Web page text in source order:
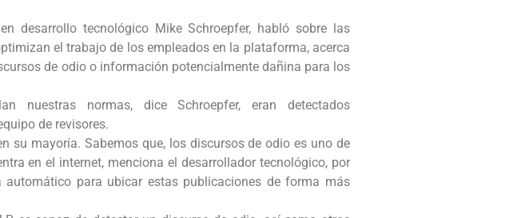
desarrollo tecnológico Mike Schroepfer, habló sobre las
el trabajo de los empleados en la plataforma, acerca
de odio o información potencialmente dañina para los
nuestras normas, dice Schroepfer, eran detectados
de revisores.
su mayoría. Sabemos que, los discursos de odio es uno de
en el internet, menciona el desarrollador tecnológico, por
para ubicar estas publicaciones de forma más